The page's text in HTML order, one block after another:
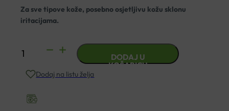
Za sve tipove kože, posebno osjetljivu kožu sklonu
iritacijama.
SKINTEGRA
MILK
ČIŠĆENJE
DODAJ U
KOŠARICU
Dodaj na listu želja